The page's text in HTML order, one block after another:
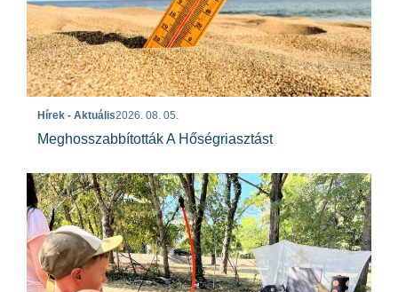
Hírek - Aktuális2026. 08. 05.
Meghosszabbították A Hőségriasztást